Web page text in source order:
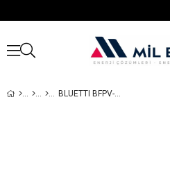
BLUETTI BFPV-255 255W KASALI ESNEK GÜNEŞ PANELI